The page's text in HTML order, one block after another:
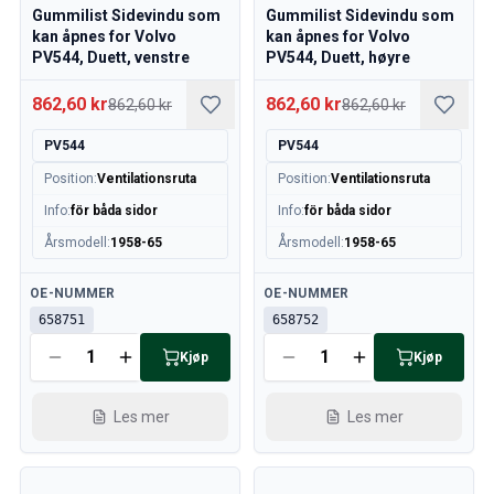
140/164 Motorregulering
140/164 Motordeler
140/164 Forvogn
140/164 Drivstoff-/Avgassystem
140/164 Varme/Friskluft
140/164 Interiør
140/164 Kraftoverføring/Bakaksel
Øvrig 140/164
Reservedeler til 240/260
Volvo 240/260 Elsystem
240/260 Forvogn
Interiør 240/260
240/260 Dekk/Felg
240/260 Karosseri
Gummilist Sidevindu som
kan åpnes for Volvo
PV544, Duett, venstre
862,60 kr862,60 kr
PV544
Position:Ventilationsruta
Info:för båda sidor
Årsmodell :1958-65
Tilgjengelig
OE-NUMMER
658751
Kjøp
Les mer
Gummilist Sidevindu som
kan åpnes for Volvo
PV544, Duett, høyre
862,60 kr862,60 kr
PV544
Position:Ventilationsruta
Info:för båda sidor
Årsmodell :1958-65
Tilgjengelig
OE-NUMMER
658752
Kjøp
Les mer